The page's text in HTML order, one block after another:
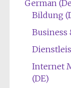
German
Bildung
Business
Internet
(DE)